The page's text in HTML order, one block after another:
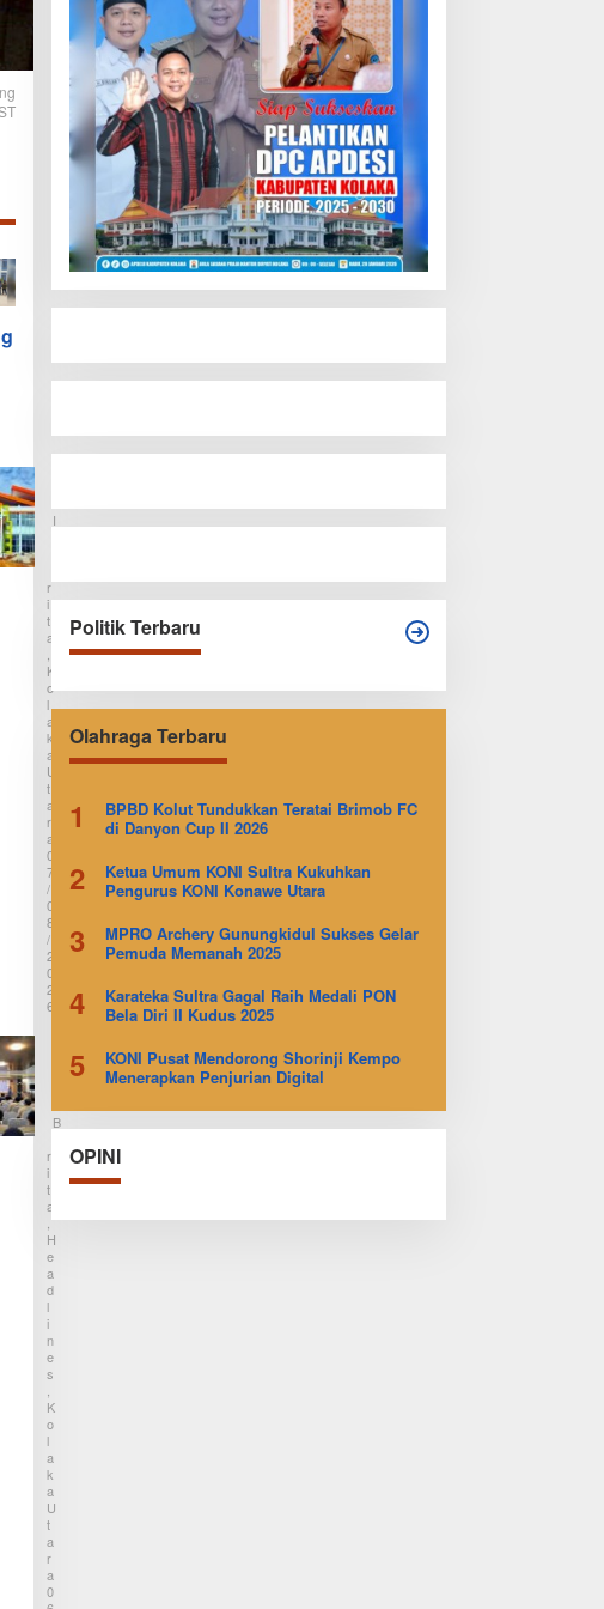
C
S
a
n
o
t
e
m
k
a
b
o
l
M
u
i
K
j
S
I
R
I
T
A
,
K
O
L
A
K
A
U
T
A
R
A
0
7
/
0
8
/
2
0
2
6
s
i
G
e
m
p
a
s
u
a
i
6
P
e
B
R
I
T
A
,
H
E
A
D
L
I
N
E
S
,
K
O
L
A
K
A
U
T
A
R
A
0
Politik Terbaru
Olahraga Terbaru
1
BPBD Kolut Tundukkan Teratai Brimob FC
di Danyon Cup II 2026
2
Ketua Umum KONI Sultra Kukuhkan
Pengurus KONI Konawe Utara
3
MPRO Archery Gunungkidul Sukses Gelar
Pemuda Memanah 2025
4
Karateka Sultra Gagal Raih Medali PON
Bela Diri II Kudus 2025
5
KONI Pusat Mendorong Shorinji Kempo
Menerapkan Penjurian Digital
OPINI